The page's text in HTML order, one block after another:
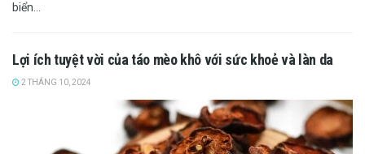
biển...
Lợi ích tuyệt vời của táo mèo khô với sức khoẻ và làn da
2 THÁNG 10, 2024